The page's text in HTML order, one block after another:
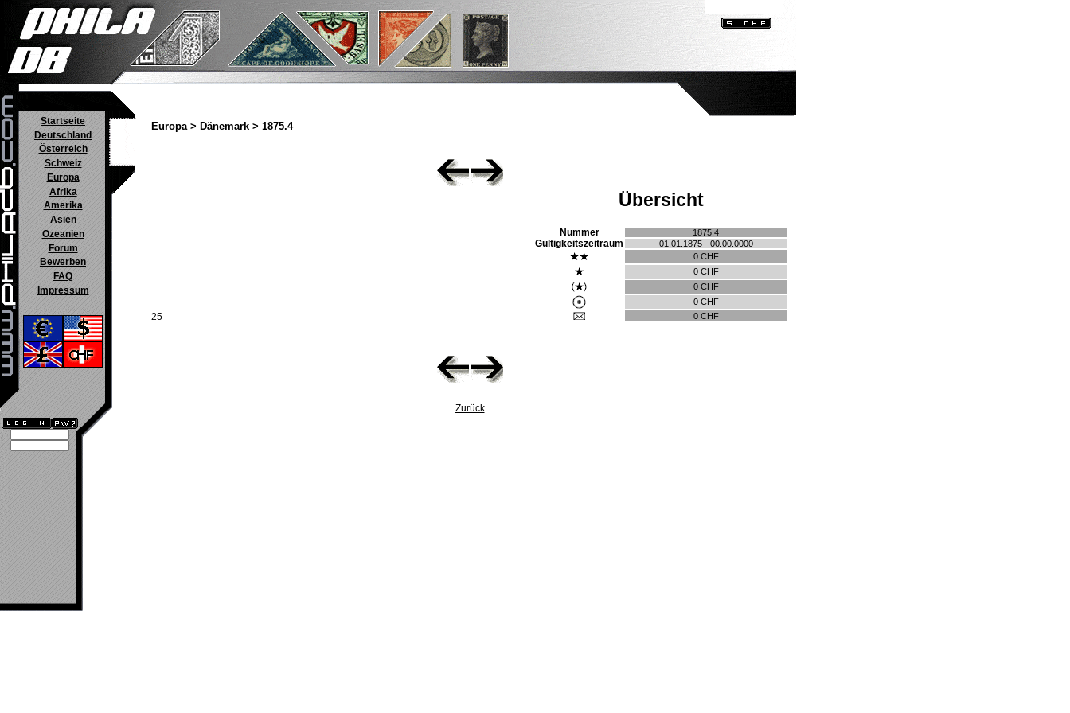
Startseite
Deutschland
Österreich
Schweiz
Europa
Afrika
Amerika
Asien
Ozeanien
Forum
Bewerben
FAQ
Impressum
Europa> Dänemark > 1875.4
Übersicht
Nummer
1875.4
Gültigkeitszeitraum
01.01.1875 - 00.00.0000
0 CHF
0 CHF
0 CHF
0 CHF
0 CHF
25
Zurück